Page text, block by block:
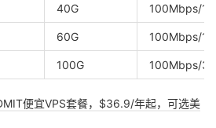
40G 100Mbps/1T
60G 100Mbps/
100G 100Mbps/3T
便宜VPS套餐，$36.9/年起，可选美